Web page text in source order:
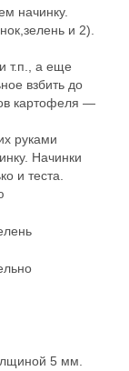
начинку.
и 2).
т.п., а еще
взбить до
картофеля —
руками
Начинки
и теста.
5 мм.